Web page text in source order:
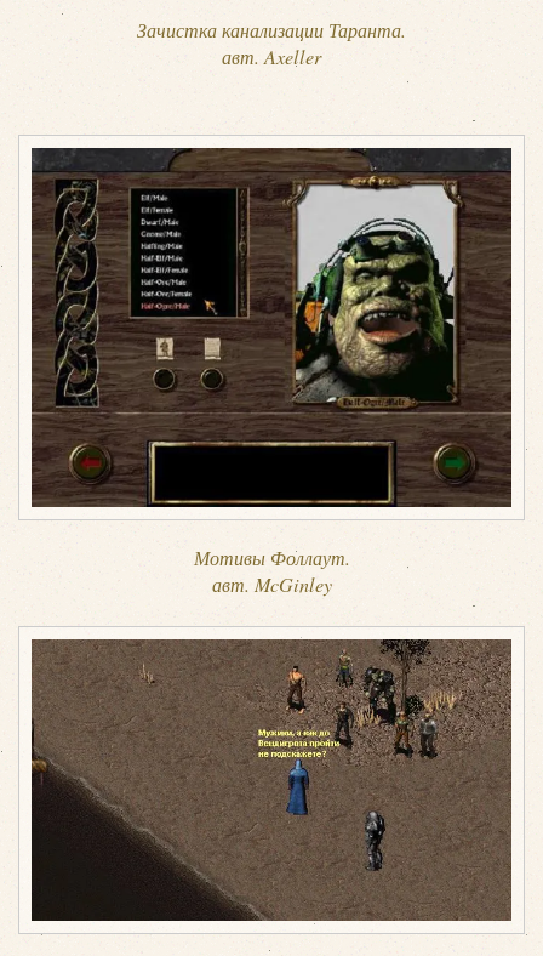
Зачистка канализации Таранта.
авт. Axeller
Мотивы Фоллаут.
авт. McGinley